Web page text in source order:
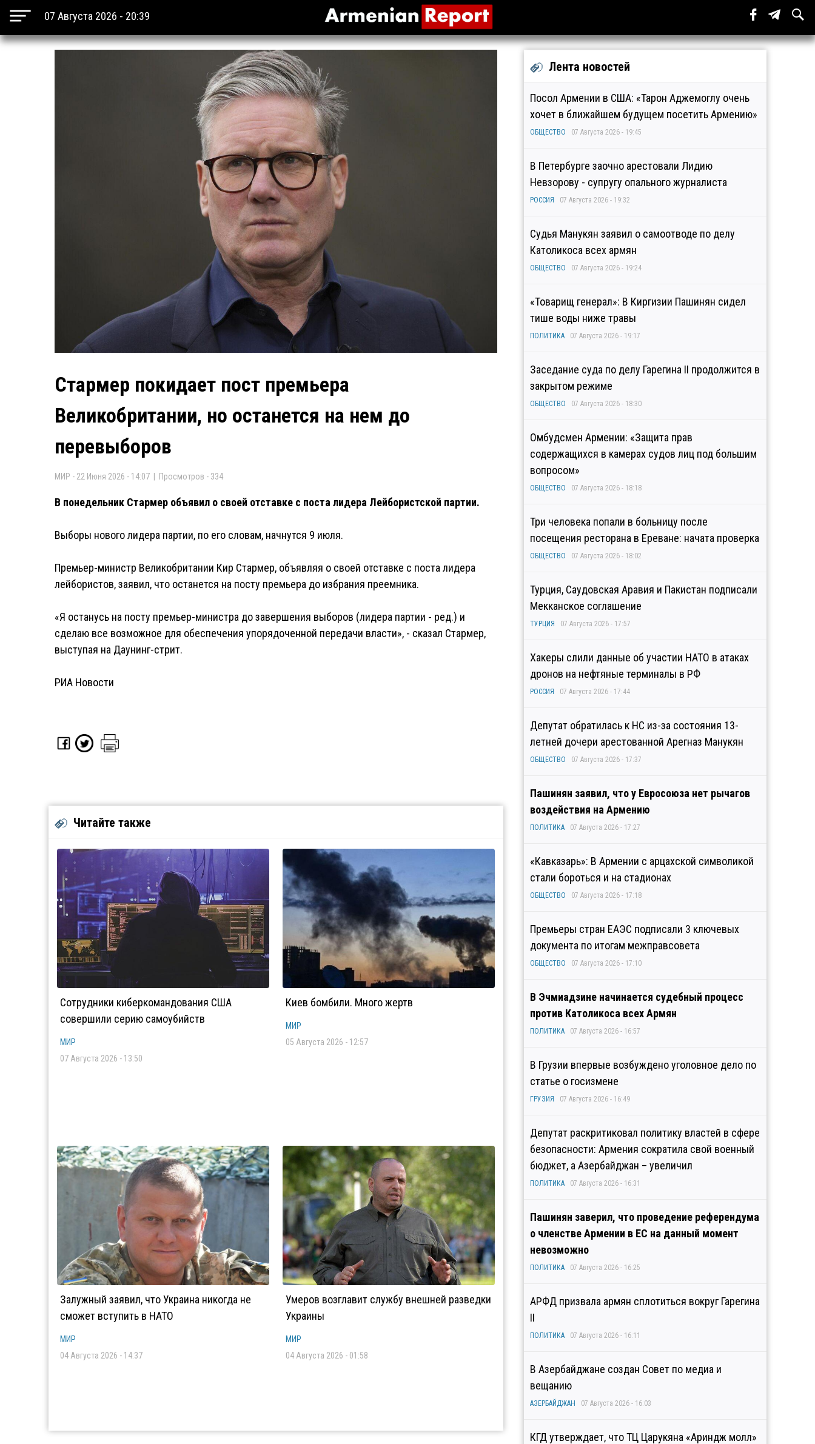
07 Августа 2026 - 20:39
Стармер покидает пост премьера
Великобритании, но останется на нем до
перевыборов
МИР - 22 Июня 2026 - 14:07 | Просмотров - 334
В понедельник Стармер объявил о своей отставке с поста лидера Лейбористской партии.
Выборы нового лидера партии, по его словам, начнутся 9 июля.
Премьер-министр Великобритании Кир Стармер, объявляя о своей отставке с поста лидера
лейбористов, заявил, что останется на посту премьера до избрания преемника.
«Я останусь на посту премьер-министра до завершения выборов (лидера партии - ред.) и
сделаю все возможное для обеспечения упорядоченной передачи власти», - сказал Стармер,
выступая на Даунинг-стрит.
РИА Новости
Читайте также
Сотрудники киберкомандования США
совершили серию самоубийств
МИР
07 Августа 2026 - 13:50
Киев бомбили. Много жертв
МИР
05 Августа 2026 - 12:57
Залужный заявил, что Украина никогда не
сможет вступить в НАТО
МИР
04 Августа 2026 - 14:37
Умеров возглавит службу внешней разведки
Украины
МИР
04 Августа 2026 - 01:58
Лента новостей
Посол Армении в США: «Тарон Аджемоглу очень
хочет в ближайшем будущем посетить Армению»
ОБЩЕСТВО 07 Августа 2026 - 19:45
В Петербурге заочно арестовали Лидию
Невзорову - супругу опального журналиста
РОССИЯ 07 Августа 2026 - 19:32
Судья Манукян заявил о самоотводе по делу
Католикоса всех армян
ОБЩЕСТВО 07 Августа 2026 - 19:24
«Товарищ генерал»: В Киргизии Пашинян сидел
тише воды ниже травы
ПОЛИТИКА 07 Августа 2026 - 19:17
Заседание суда по делу Гарегина II продолжится в
закрытом режиме
ОБЩЕСТВО 07 Августа 2026 - 18:30
Омбудсмен Армении: «Защита прав
содержащихся в камерах судов лиц под большим
вопросом»
ОБЩЕСТВО 07 Августа 2026 - 18:18
Три человека попали в больницу после
посещения ресторана в Ереване: начата проверка
ОБЩЕСТВО 07 Августа 2026 - 18:02
Турция, Саудовская Аравия и Пакистан подписали
Мекканское соглашение
ТУРЦИЯ 07 Августа 2026 - 17:57
Хакеры слили данные об участии НАТО в атаках
дронов на нефтяные терминалы в РФ
РОССИЯ 07 Августа 2026 - 17:44
Депутат обратилась к НС из-за состояния 13-
летней дочери арестованной Арегназ Манукян
ОБЩЕСТВО 07 Августа 2026 - 17:37
Пашинян заявил, что у Евросоюза нет рычагов
воздействия на Армению
ПОЛИТИКА 07 Августа 2026 - 17:27
«Кавказарь»: В Армении с арцахской символикой
стали бороться и на стадионах
ОБЩЕСТВО 07 Августа 2026 - 17:18
Премьеры стран ЕАЭС подписали 3 ключевых
документа по итогам межправсовета
ОБЩЕСТВО 07 Августа 2026 - 17:10
В Эчмиадзине начинается судебный процесс
против Католикоса всех Армян
ПОЛИТИКА 07 Августа 2026 - 16:57
В Грузии впервые возбуждено уголовное дело по
статье о госизмене
ГРУЗИЯ 07 Августа 2026 - 16:49
Депутат раскритиковал политику властей в сфере
безопасности: Армения сократила свой военный
бюджет, а Азербайджан – увеличил
ПОЛИТИКА 07 Августа 2026 - 16:31
Пашинян заверил, что проведение референдума
о членстве Армении в ЕС на данный момент
невозможно
ПОЛИТИКА 07 Августа 2026 - 16:25
АРФД призвала армян сплотиться вокруг Гарегина
II
ПОЛИТИКА 07 Августа 2026 - 16:11
В Азербайджане создан Совет по медиа и
вещанию
АЗЕРБАЙДЖАН 07 Августа 2026 - 16:03
КГД утверждает, что ТЦ Царукяна «Ариндж молл»